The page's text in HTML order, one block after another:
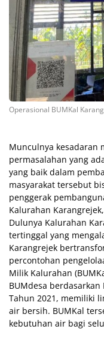
Operasional BUMKal
Munculnya kesadaran
permasalahan yang
yang baik dalam
masyarakat tersebut
penggerak
Kalurahan
Dulunya Kalurahan
tertinggal yang
Karangrejek
percontohan
Milik Kalurahan
BUMdesa
Tahun 2021, memiliki
air bersih. BUMKal
kebutuhan air bagi